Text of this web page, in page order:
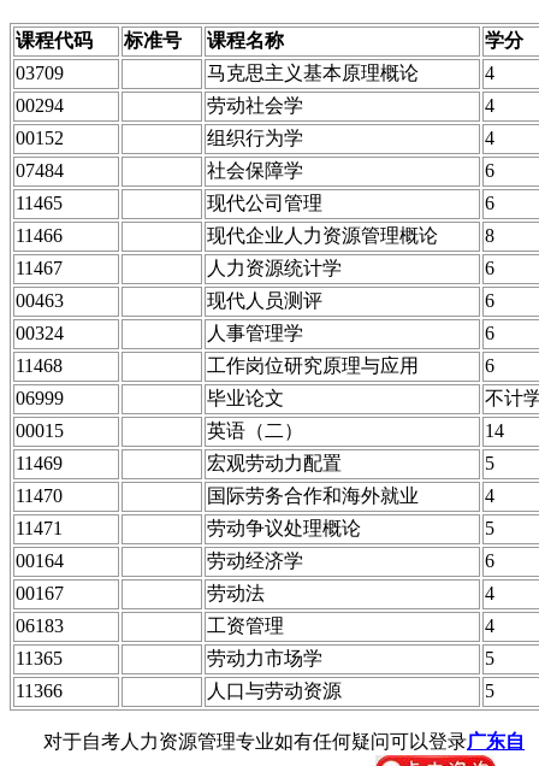
课程代码 标准号 课程名称
学分
03709
马克思主义基本原理概论
4
00294
劳动社会学
4
00152
组织行为学
4
07484
社会保障学
6
11465
现代公司管理
6
11466
现代企业人力资源管理概论
8
11467
人力资源统计学
6
00463
现代人员测评
6
00324
人事管理学
6
11468
工作岗位研究原理与应用
6
06999
毕业论文
不计
00015
英语（二）
14
11469
宏观劳动力配置
5
11470
国际劳务合作和海外就业
4
11471
劳动争议处理概论
5
00164
劳动经济学
6
00167
劳动法
4
06183
工资管理
4
11365
劳动力市场学
5
11366
人口与劳动资源 5
对于自考人力资源管理专业如有任何疑问可以登录广东自